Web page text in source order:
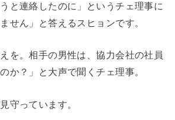
と連絡したのに」というチェ理事に
せん」と答えるスヒョンです。
を。相手の男性は、協力会社の社員
か？」と大声で聞くチェ理事。
守っています。